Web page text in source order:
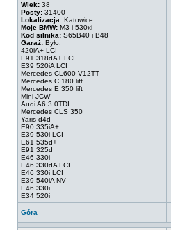
Wiek: 38
Posty: 31400
Lokalizacja: Katowice
Moje BMW: M3 i 530xi
Kod silnika: S65B40 i B48
Garaż: Było:
420iA+ LCI
E91 318dA+ LCI
E39 520iA LCI
Mercedes CL600 V12TT
Mercedes C 180 lift
Mercedes E 350 lift
Mini JCW
Audi A6 3.0TDI
Mercedes CLS 350
Yaris d4d
E90 335iA+
E39 530i LCI
E61 535d+
E91 325d
E46 330i
E46 330dA LCI
E46 330i LCI
E39 540iA NV
E46 330i
E34 520i
Góra